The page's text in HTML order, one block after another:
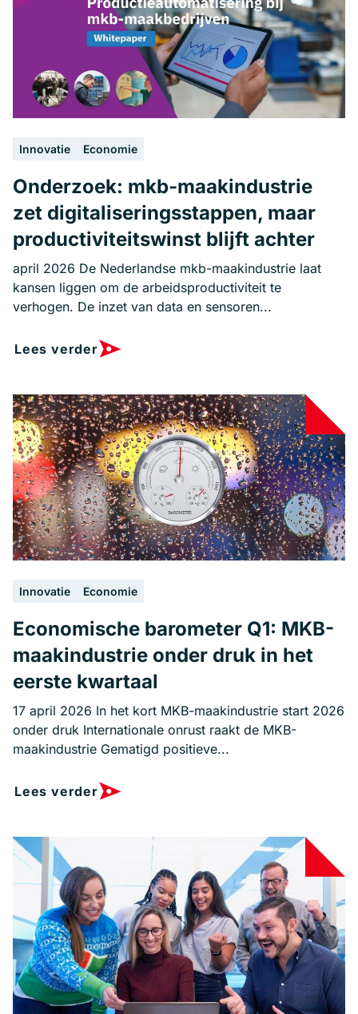
Innovatie Economie
Onderzoek: mkb-maakindustrie
zet digitaliseringsstappen, maar
productiviteitswinst blijft achter
april 2026 De Nederlandse mkb-maakindustrie laat
kansen liggen om de arbeidsproductiviteit te
verhogen. De inzet van data en sensoren...
Lees verder
Innovatie Economie
Economische barometer Q1: MKB-
maakindustrie onder druk in het
eerste kwartaal
17 april 2026 In het kort MKB-maakindustrie start 2026
onder druk Internationale onrust raakt de MKB-
maakindustrie Gematigd positieve...
Lees verder